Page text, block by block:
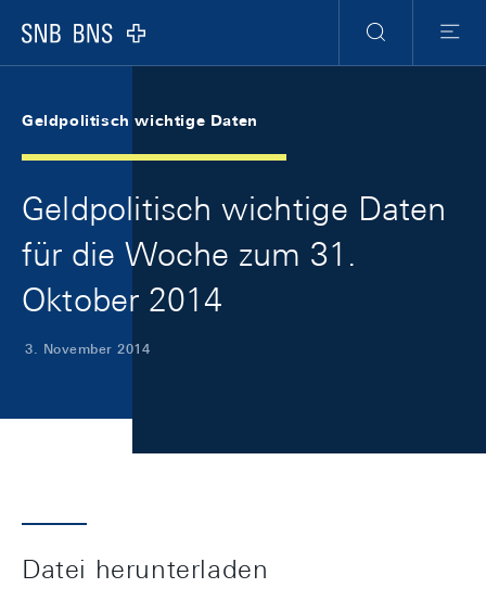
Logo
Suche
Menu
Geldpolitisch wichtige Daten
Geldpolitisch wichtige Daten
für die Woche zum 31.
Oktober 2014
3. November 2014
Datei herunterladen